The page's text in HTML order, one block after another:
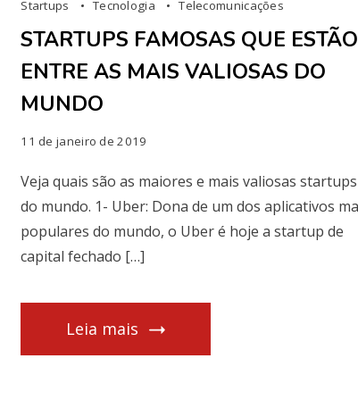
Startups Tecnologia Telecomunicações
STARTUPS FAMOSAS QUE ESTÃO
ENTRE AS MAIS VALIOSAS DO
MUNDO
11 de janeiro de 2019
Veja quais são as maiores e mais valiosas startups
do mundo. 1- Uber: Dona de um dos aplicativos
populares do mundo, o Uber é hoje a startup de
capital fechado […]
Leia mais